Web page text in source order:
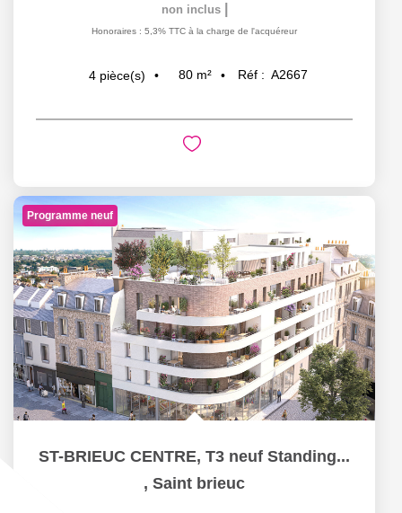
non inclus
Honoraires : 5,3% TTC à la charge de l'acquéreur
4 pièce(s) 80 m² Réf : A2667
Programme neuf
ST-BRIEUC CENTRE, T3 neuf Standing...
, Saint brieuc